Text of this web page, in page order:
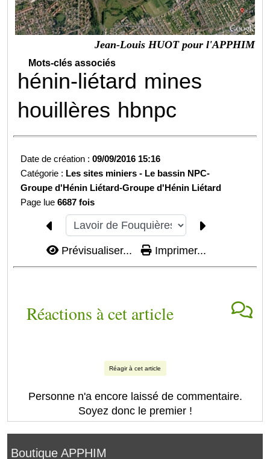
Boutique APPHIM
Jean-Louis HUOT pour l'APPHIM
Mots-clés associés
hénin-liétard mines
houillères hbnpc
Date de création :09/09/2016 15:16
Catégorie : Les sites miniers - Le bassin NPC-
Groupe d'Hénin Liétard-Groupe d'Hénin Liétard
Page lue6687 fois
Prévisualiser... Imprimer...
Réactions à cet article
Réagir à cet article
Personne n'a encore laissé de commentaire.
Soyez donc le premier !